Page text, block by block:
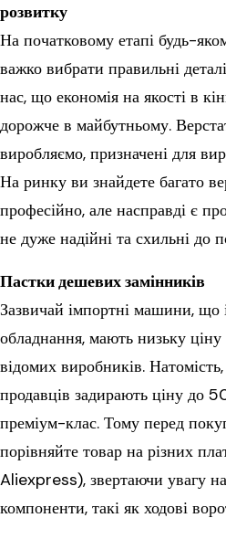
розвитку
На початковому етапі будь-
важко вибрати правильні
нас, що економія на якості в
дорожче в майбутньому.
виробляємо, призначені для
На ринку ви знайдете багато
професійно, але насправді є
не дуже надійні та схильні до
Пастки дешевих замінників
Зазвичай імпортні машини, що
обладнання, мають низьку
відомих виробників.
продавців задирають ціну до
преміум-клас. Тому перед
порівняйте товар на різних
Aliexpress), звертаючи увагу
компоненти, такі як ходові